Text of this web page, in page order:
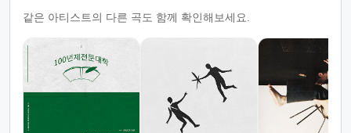
같은 아티스트의 다른 곡도 함께 확인해보세요.